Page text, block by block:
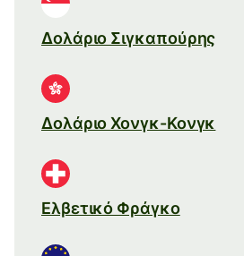
Δολάριο Σιγκαπούρης
Δολάριο Χονγκ-Κονγκ
Ελβετικό Φράγκο